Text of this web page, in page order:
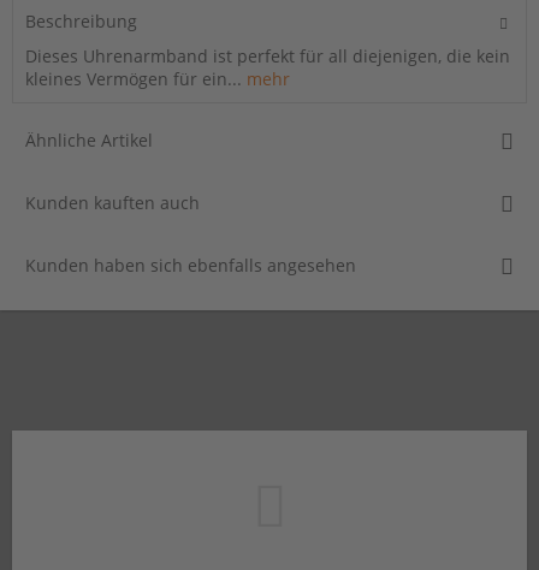
Beschreibung
Dieses Uhrenarmband ist perfekt für all diejenigen, die kein
kleines Vermögen für ein... mehr
Ähnliche Artikel
Kunden kauften auch
Kunden haben sich ebenfalls angesehen